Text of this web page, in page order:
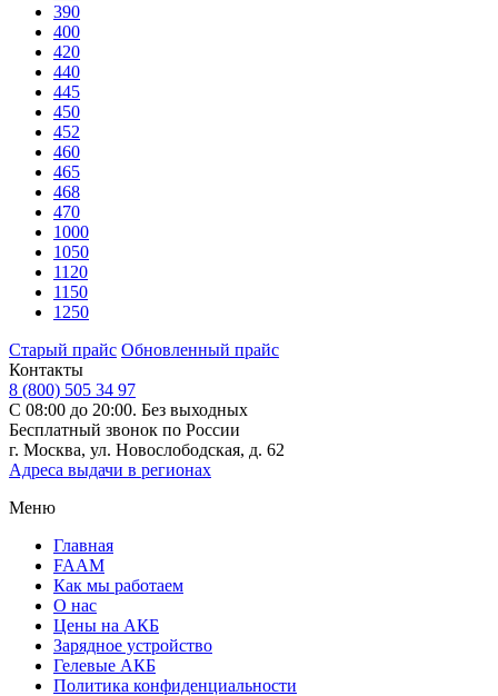
390
400
420
440
445
450
452
460
465
468
470
1000
1050
1120
1150
1250
Старый прайс Обновленный прайс
Контакты
8 (800) 505 34 97
С 08:00 до 20:00. Без выходных
Бесплатный звонок по России
г. Москва, ул. Новослободская, д. 62
Адреса выдачи в регионах
Меню
Главная
FAAM
Как мы работаем
О нас
Цены на АКБ
Зарядное устройство
Гелевые АКБ
Политика конфиденциальности